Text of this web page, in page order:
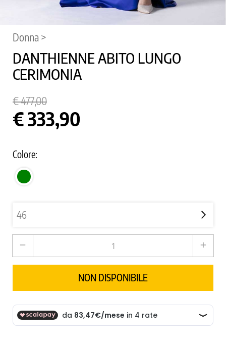
Donna >
DANTHIENNE ABITO LUNGO
CERIMONIA
€ 477,00
€ 333,90
Colore:
VERDE
remove add
NON DISPONIBILE